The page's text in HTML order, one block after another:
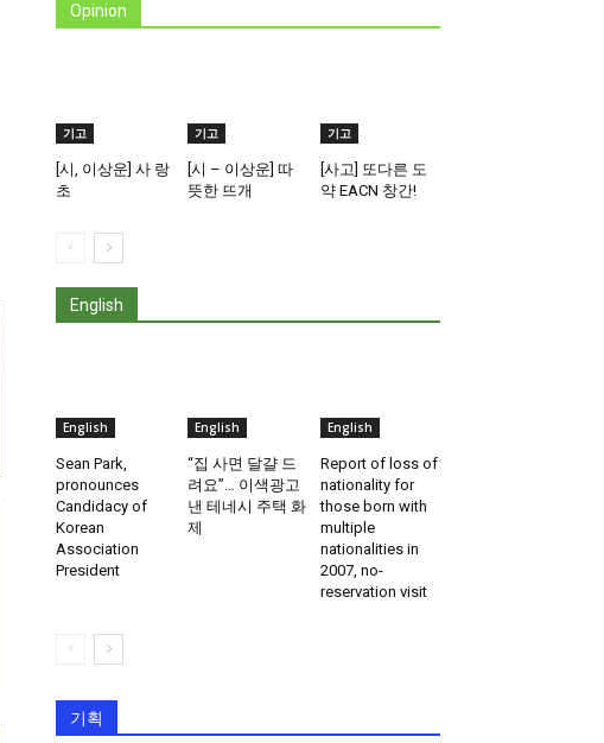
Opinion
기고
[시, 이상운] 사 랑
초
기고
[시 – 이상운] 따
뜻한 뜨개
기고
[사고] 또다른 도
약 EACN 창간!
English
English
Sean Park,
pronounces
Candidacy of
Korean
Association
President
English
“집 사면 달걀 드
려요”… 이색광고
낸 테네시 주택 화
제
English
Report of loss of
nationality for
those born with
multiple
nationalities in
2007, no-
reservation visit
기획